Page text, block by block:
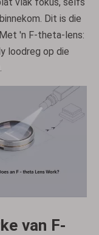
Dit is die
'n F-theta-lens:
loodreg op die
van F-